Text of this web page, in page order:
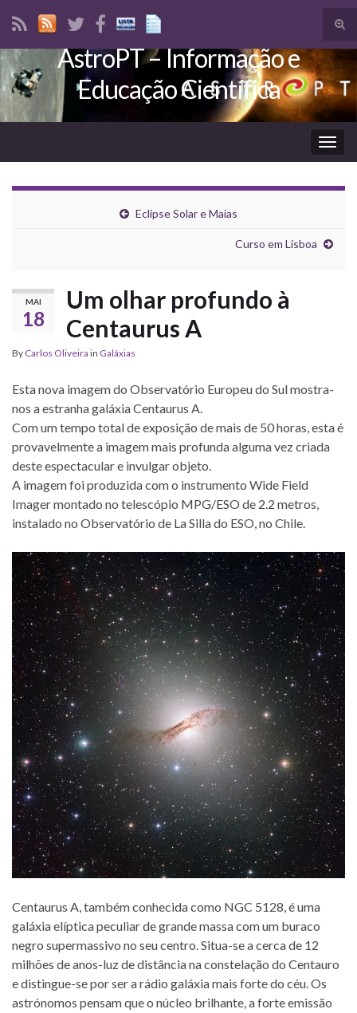
Search for:
AstroPT – Informação e
Educação Científica
Eclipse Solar e Maias
Curso em Lisboa
MAI
18
Um olhar profundo à
Centaurus A
By Carlos Oliveira in Galáxias
Esta nova imagem do Observatório Europeu do Sul mostra-
nos a estranha galáxia Centaurus A.
Com um tempo total de exposição de mais de 50 horas, esta é
provavelmente a imagem mais profunda alguma vez criada
deste espectacular e invulgar objeto.
A imagem foi produzida com o instrumento Wide Field
Imager montado no telescópio MPG/ESO de 2.2 metros,
instalado no Observatório de La Silla do ESO, no Chile.
Centaurus A, também conhecida como NGC 5128, é uma
galáxia elíptica peculiar de grande massa com um buraco
negro supermassivo no seu centro. Situa-se a cerca de 12
milhões de anos-luz de distância na constelação do Centauro
e distingue-se por ser a rádio galáxia mais forte do céu. Os
astrónomos pensam que o núcleo brilhante, a forte emissão